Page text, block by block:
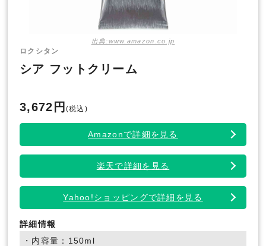
出典:www.amazon.co.jp
ロクシタン
シア フットクリーム
3,672円 (税込)
Amazonで詳細を見る
楽天で詳細を見る
Yahoo!ショッピングで詳細を見る
詳細情報
・内容量：150ml